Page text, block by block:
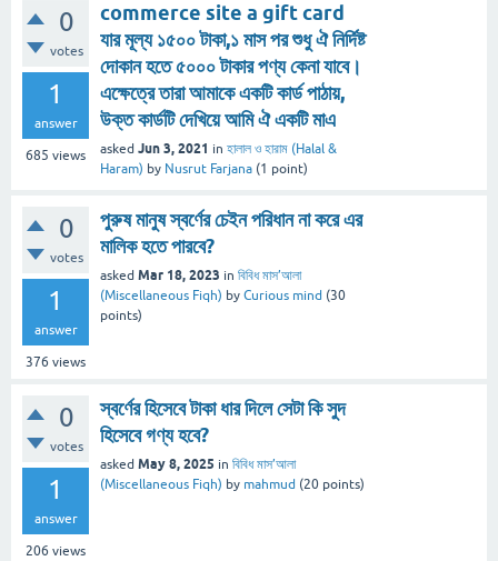
0
votes
1
answer
685 views
commerce site a gift card
যার মূল্য ১৫০০ টাকা,১ মাস পর শুধু ঐ নির্দিষ্ট
দোকান হতে ৫০০০ টাকার পণ্য কেনা যাবে।
এক্ষেত্রে তারা আমাকে একটি কার্ড পাঠায়,
উক্ত কার্ডটি দেখিয়ে আমি ঐ একটি মাএ
asked Jun 3, 2021 in হালাল ও হারাম (Halal &
Haram) by Nusrut Farjana (1 point)
0
votes
1
answer
376 views
পুরুষ মানুষ স্বর্ণের চেইন পরিধান না করে এর
মালিক হতে পারবে?
asked Mar 18, 2023 in বিবিধ মাস’আলা
(Miscellaneous Fiqh) by Curious mind (30
points)
0
votes
1
answer
206 views
স্বর্ণের হিসেবে টাকা ধার দিলে সেটা কি সুদ
হিসেবে গণ্য হবে?
asked May 8, 2025 in বিবিধ মাস’আলা
(Miscellaneous Fiqh) by mahmud (20 points)